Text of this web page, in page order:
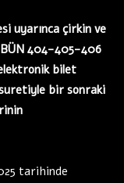
uyarınca çirkin ve
404-405-406
bilet
suretiyle bir sonraki
tarihinde